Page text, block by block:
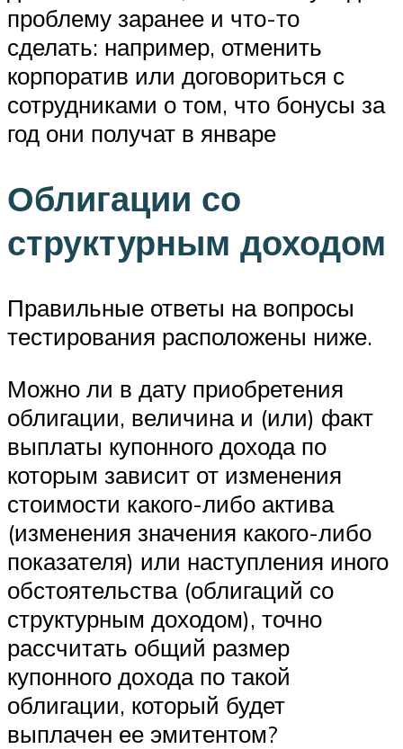
проблему заранее и что-то
сделать: например, отменить
корпоратив или договориться с
сотрудниками о том, что бонусы за
год они получат в январе
Облигации со
структурным доходом
Правильные ответы на вопросы
тестирования расположены ниже.
Можно ли в дату приобретения
облигации, величина и (или) факт
выплаты купонного дохода по
которым зависит от изменения
стоимости какого-либо актива
(изменения значения какого-либо
показателя) или наступления иного
обстоятельства (облигаций со
структурным доходом), точно
рассчитать общий размер
купонного дохода по такой
облигации, который будет
выплачен ее эмитентом?